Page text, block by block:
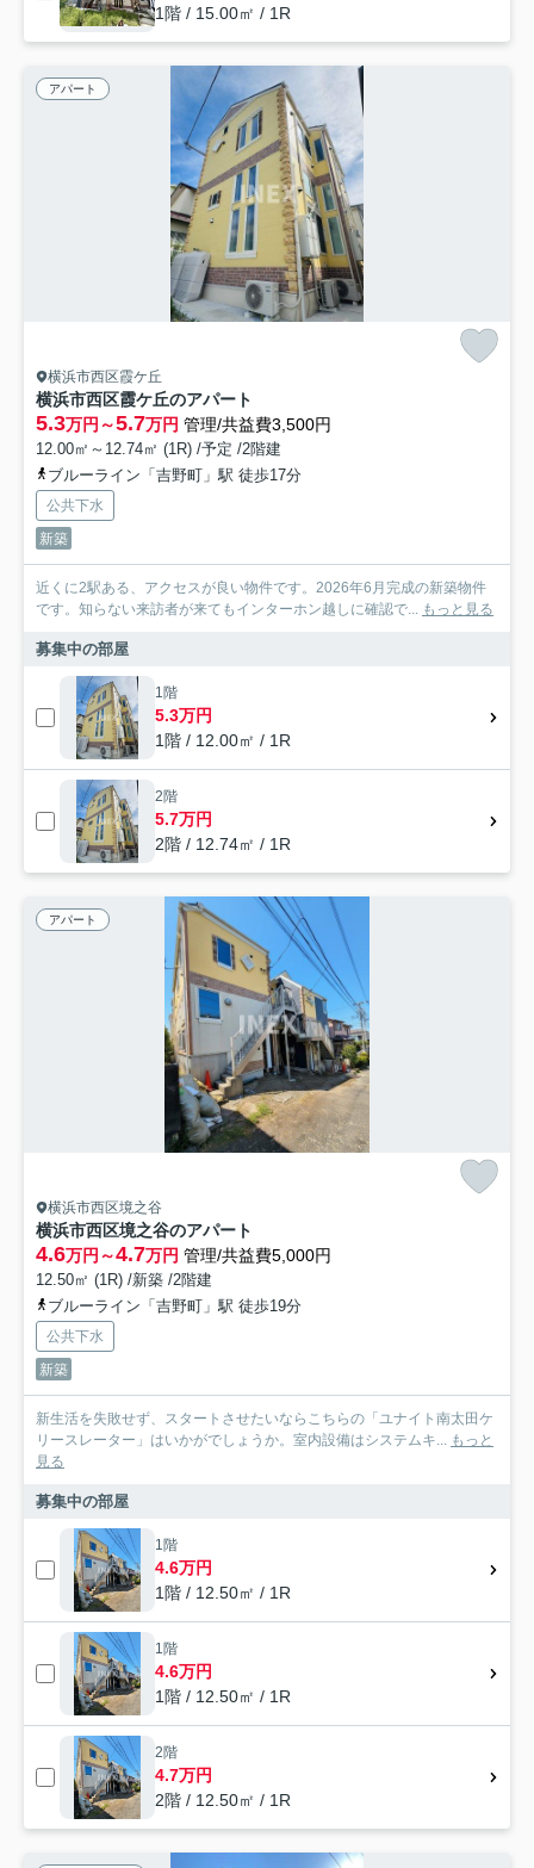
1階 / 15.00㎡ / 1R
アパート
横浜市西区霞ケ丘
横浜市西区霞ケ丘のアパート
5.3万円～5.7万円 管理/共益費3,500円
12.00㎡～12.74㎡ (1R) /予定 /2階建
ブルーライン「吉野町」駅 徒歩17分
公共下水
新築
近くに2駅ある、アクセスが良い物件です。2026年6月完成の新築物件
です。知らない来訪者が来てもインターホン越しに確認で... もっと見る
募集中の部屋
1階
5.3万円
1階 / 12.00㎡ / 1R
2階
5.7万円
2階 / 12.74㎡ / 1R
アパート
横浜市西区境之谷
横浜市西区境之谷のアパート
4.6万円～4.7万円 管理/共益費5,000円
12.50㎡ (1R) /新築 /2階建
ブルーライン「吉野町」駅 徒歩19分
公共下水
新築
新生活を失敗せず、スタートさせたいならこちらの「ユナイト南太田ケ
リースレーター」はいかがでしょうか。室内設備はシステムキ... もっと
見る
募集中の部屋
1階
4.6万円
1階 / 12.50㎡ / 1R
1階
4.6万円
1階 / 12.50㎡ / 1R
2階
4.7万円
2階 / 12.50㎡ / 1R